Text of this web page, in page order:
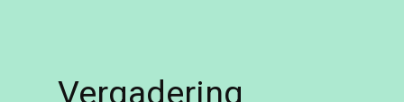
Vergadering